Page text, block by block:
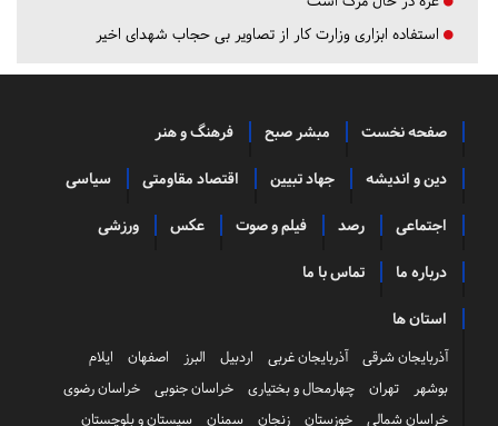
استفاده ابزاری وزارت کار از تصاویر بی حجاب شهدای اخیر
صفحه نخست مبشر صبح فرهنگ و هنر
دین و اندیشه جهاد تبیین اقتصاد مقاومتی سیاسی
اجتماعی رصد فیلم و صوت عکس ورزشی
درباره ما تماس با ما
استان ها
آذربایجان شرقی آذربایجان غربی اردبیل البرز اصفهان
ایلام
بوشهر
تهران چهارمحال و بختیاری خراسان جنوبی
خراسان رضوی
خراسان شمالی
خوزستان زنجان سمنان سیستان و بلوچستان